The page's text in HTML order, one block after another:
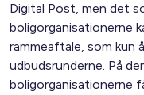
Digital Post, men det
boligorganisationerne
rammeaftale, som kun
udbudsrunderne. På
boligorganisationerne